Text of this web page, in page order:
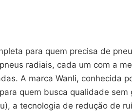
para quem precisa de
radiais, cada um com a
A marca Wanli, conhecida
quem busca qualidade
a tecnologia de redução de